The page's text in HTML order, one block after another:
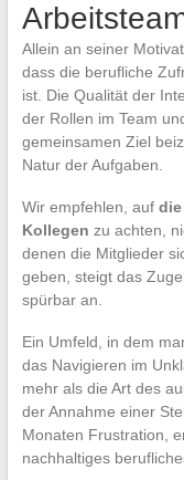
Allein an seiner
dass die berufliche
ist. Die Qualität der
der Rollen im Team
gemeinsamen Ziel
Natur der Aufgaben.
Wir empfehlen, auf
Kollegen zu achten,
denen die Mitglieder
geben, steigt das
spürbar an.
Ein Umfeld, in dem
das Navigieren im
mehr als die Art des
der Annahme einer
Monaten Frustration,
nachhaltiges